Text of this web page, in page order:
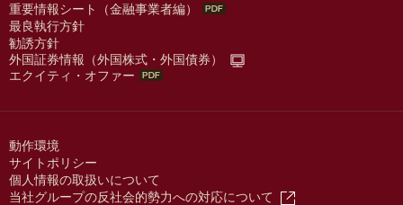
重要情報シート（金融事業者編）
最良執行方針
勧誘方針
外国証券情報（外国株式・外国債券）
エクイティ・オファー
動作環境
サイトポリシー
個人情報の取扱いについて
当社グループの反社会的勢力への対応について